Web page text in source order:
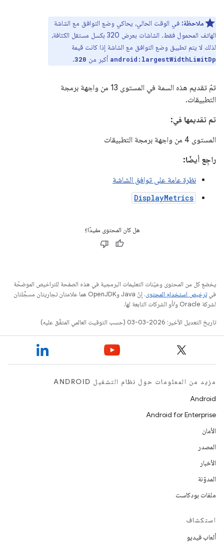
ملاحظة: في الوقت الحالي، يحاكي وضع التوافق مع الشاشة
الهاتف المحمول فقط. الشاشات بعرض 320 بكسل مستقل الكثافة،
لذلك لا يتم تطبيق وضع التوافق مع الشاشة إذا كانت قيمة
android:largestWidthLimitDp أكبر من 320
.
تمّ تقديم هذه السمة في المستوى 13 من واجهة برمجة
التطبيقات.
تم تقديمها في:
المستوى 4 من واجهة برمجة التطبيقات
راجِع أيضًا:
نظرة عامة على توافق الشاشة
DisplayMetrics
هل كان المحتوى مفيدًا؟
يخضع كل من المحتوى وعيّنات التعليمات البرمجية في هذه الصفحة للتراخيص الموضحّة
فيترخيص استخدام المحتوى
. إنّ Java وOpenJDK هما علامتان تجاريتان مسجَّلتان
لشركة Oracle و/أو الشركات التابعة لها.
تاريخ التعديل الأخير: 2026-03-03 (حسب التوقيت العالمي المتفَّق عليه)
مزيد من المعلومات حول نظام التشغيل ANDROID
Android
Android for Enterprise
الأمان
المصدر
الأخبار
المدوّنة
ملفات بودكاست
استكشاف
ألعاب فيديو